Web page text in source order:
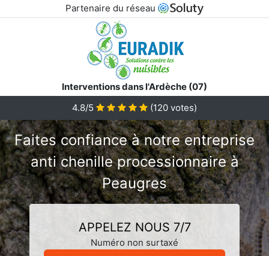
Partenaire du réseau
Interventions dans l'Ardèche (07)
4.8/5
(120 votes)
Faites confiance à notre entreprise
anti chenille processionnaire à
Peaugres
APPELEZ NOUS 7/7
Numéro non surtaxé